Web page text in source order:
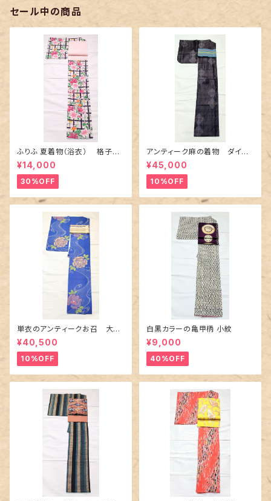
セール中の商品
ふりふ 夏着物（浴衣） 格子に
百合や秋草花
¥14,000
30%OFF
アンティーク麻の着物 ダイヤ
に市松柄の上布
¥45,000
10%OFF
単衣のアンティークお召 大輪
の薔薇柄柄
¥40,500
10%OFF
白黒カラーの亀甲柄 小紋
¥9,000
40%OFF